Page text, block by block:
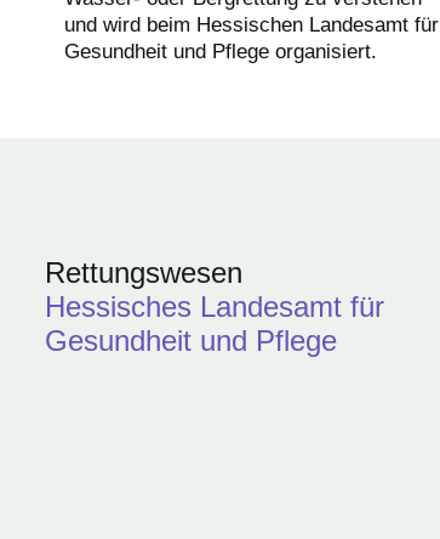
und wird beim Hessischen Landesamt für
Gesundheit und Pflege organisiert.
Rettungswesen
Hessisches Landesamt für
Gesundheit und Pflege